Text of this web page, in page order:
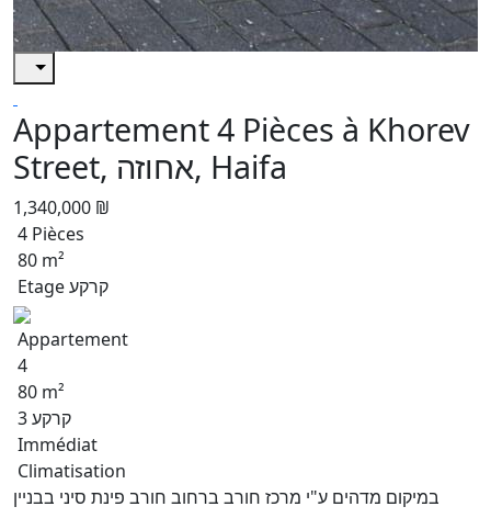
Appartement 4 Pièces à Khorev
Street, אחוזה, Haifa
1,340,000 ₪
4 Pièces
80 m²
Etage קרקע
Appartement
4
80 m²
קרקע 3
Immédiat
Climatisation
במיקום מדהים ע"י מרכז חורב ברחוב חורב פינת סיני בבניין